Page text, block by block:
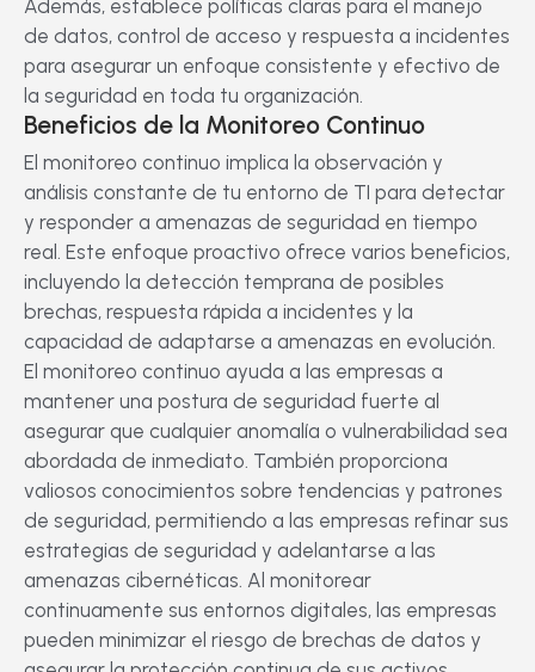
Además, establece políticas claras para el manejo
de datos, control de acceso y respuesta a incidentes
para asegurar un enfoque consistente y efectivo de
la seguridad en toda tu organización.
Beneficios de la Monitoreo Continuo
El monitoreo continuo implica la observación y
análisis constante de tu entorno de TI para detectar
y responder a amenazas de seguridad en tiempo
real. Este enfoque proactivo ofrece varios beneficios,
incluyendo la detección temprana de posibles
brechas, respuesta rápida a incidentes y la
capacidad de adaptarse a amenazas en evolución.
El monitoreo continuo ayuda a las empresas a
mantener una postura de seguridad fuerte al
asegurar que cualquier anomalía o vulnerabilidad sea
abordada de inmediato. También proporciona
valiosos conocimientos sobre tendencias y patrones
de seguridad, permitiendo a las empresas refinar sus
estrategias de seguridad y adelantarse a las
amenazas cibernéticas. Al monitorear
continuamente sus entornos digitales, las empresas
pueden minimizar el riesgo de brechas de datos y